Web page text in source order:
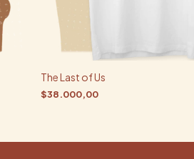
The Last of Us
$38.000,00